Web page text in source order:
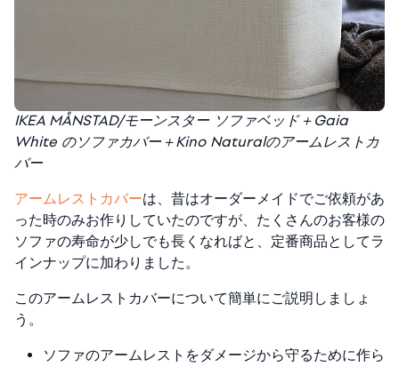
IKEA MÅNSTAD/モーンスター ソファベッド＋Gaia
White のソファカバー＋Kino Naturalのアームレストカ
バー
アームレストカバーは、昔はオーダーメイドでご依頼があ
った時のみお作りしていたのですが、たくさんのお客様の
ソファの寿命が少しでも長くなればと、定番商品としてラ
インナップに加わりました。
このアームレストカバーについて簡単にご説明しましょ
う。
ソファのアームレストをダメージから守るために作ら